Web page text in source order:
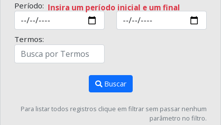
Período: Insira um período inicial e um final
Termos:
Buscar
Para listar todos registros clique em filtrar sem passar nenhum
parâmetro no filtro.